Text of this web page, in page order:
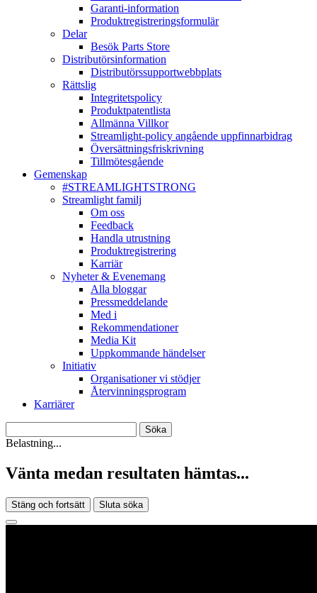
Garanti-information
Produktregistreringsformulär
Delar
Besök Parts Store
Distributörsinformation
Distributörssupportwebbplats
Rättslig
Integritetspolicy
Produktpatentlista
Allmänna Villkor
Streamlight-policy angående uppfinnarbidrag
Översättningsfriskrivning
Tillmötesgående
Gemenskap
#STREAMLIGHTSTRONG
Streamlight familj
Om oss
Feedback
Handla utrustning
Produktregistrering
Karriär
Nyheter & Evenemang
Alla bloggar
Pressmeddelande
Med i
Rekommendationer
Media Kit
Uppkommande händelser
Initiativ
Organisationer vi stödjer
Återvinningsprogram
Karriärer
Belastning...
Vänta medan resultaten hämtas...
Stäng och fortsätt Sluta söka